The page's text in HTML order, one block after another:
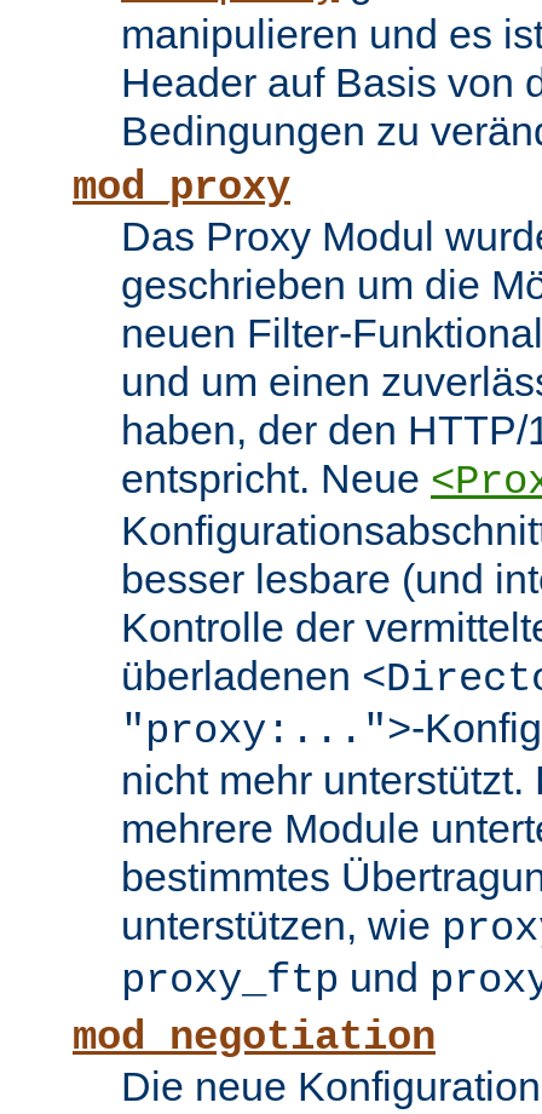
manipulieren und es
Header auf Basis von
Bedingungen zu
mod_proxy
Das Proxy Modul
geschrieben um die
neuen Filter-
und um einen
haben, der den
entspricht. Neue
besser lesbare (und
Kontrolle der
überladenen
"proxy:...">-
nicht mehr
mehrere Module
bestimmtes
unterstützen, wie
proxy_ftp und
mod_negotiation
Die neue